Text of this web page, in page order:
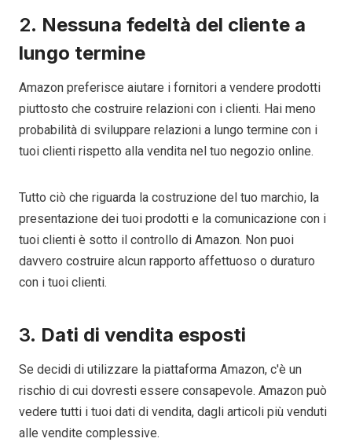
2. Nessuna fedeltà del cliente a
lungo termine
Amazon preferisce aiutare i fornitori a vendere prodotti
piuttosto che costruire relazioni con i clienti. Hai meno
probabilità di sviluppare relazioni a lungo termine con i
tuoi clienti rispetto alla vendita nel tuo negozio online.
Tutto ciò che riguarda la costruzione del tuo marchio, la
presentazione dei tuoi prodotti e la comunicazione con i
tuoi clienti è sotto il controllo di Amazon. Non puoi
davvero costruire alcun rapporto affettuoso o duraturo
con i tuoi clienti.
3. Dati di vendita esposti
Se decidi di utilizzare la piattaforma Amazon, c'è un
rischio di cui dovresti essere consapevole. Amazon può
vedere tutti i tuoi dati di vendita, dagli articoli più venduti
alle vendite complessive.